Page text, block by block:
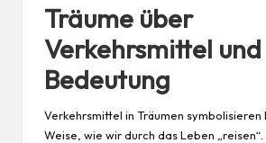
Träume über
Verkehrsmittel
Bedeutung
Verkehrsmittel in Träumen symbolisieren
Weise, wie wir durch das Leben „reisen“.